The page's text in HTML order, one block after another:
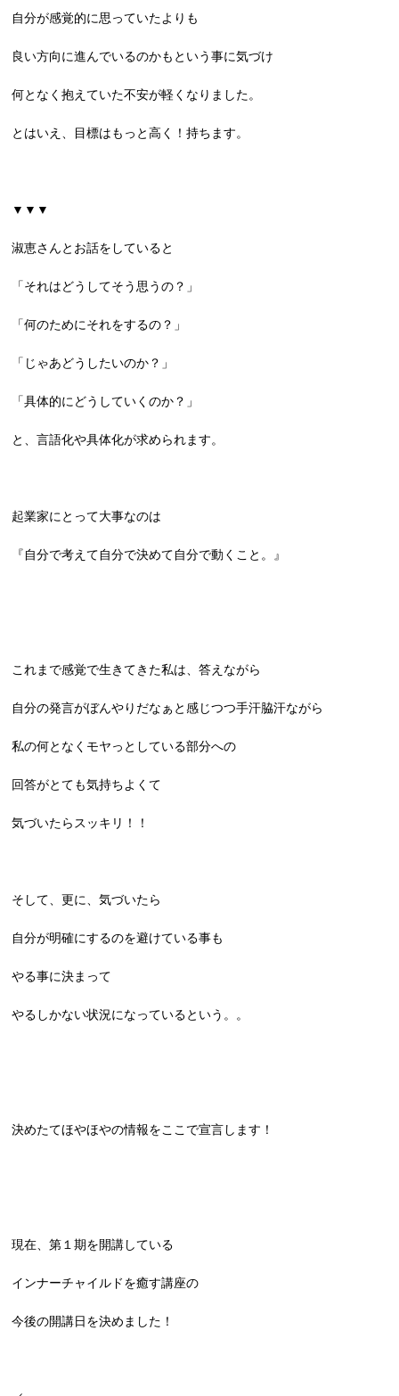
自分が感覚的に思っていたよりも
良い方向に進んでいるのかもという事に気づけ
何となく抱えていた不安が軽くなりました。
とはいえ、目標はもっと高く！持ちます。
▼▼▼
淑恵さんとお話をしていると
「それはどうしてそう思うの？」
「何のためにそれをするの？」
「じゃあどうしたいのか？」
「具体的にどうしていくのか？」
と、言語化や具体化が求められます。
起業家にとって大事なのは
『自分で考えて自分で決めて自分で動くこと。』
これまで感覚で生きてきた私は、答えながら
自分の発言がぼんやりだなぁと感じつつ手汗脇汗ながら
私の何となくモヤっとしている部分への
回答がとても気持ちよくて
気づいたらスッキリ！！
そして、更に、気づいたら
自分が明確にするのを避けている事も
やる事に決まって
やるしかない状況になっているという。。
決めたてほやほやの情報をここで宣言します！
現在、第１期を開講している
インナーチャイルドを癒す講座の
今後の開講日を決めました！